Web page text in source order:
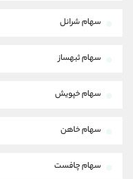
سهام شرانل
سهام ثبهساز
سهام خپویش
سهام خاهن
سهام چافست